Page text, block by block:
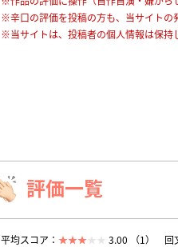
※辛口の評価を投稿の方も、当サイトの
※当サイトは、投稿者の個人情報は保持
評価一覧
平均スコア： 3.00 （1） 回